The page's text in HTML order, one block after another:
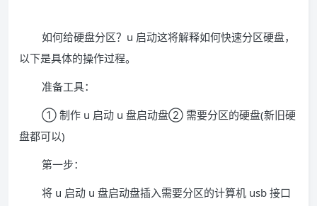
如何给硬盘分区？u 启动这将解释如何快速分区硬盘，
以下是具体的操作过程。
准备工具：
① 制作 u 启动 u 盘启动盘② 需要分区的硬盘(新旧硬
盘都可以)
第一步：
将 u 启动 u 盘启动盘插入需要分区的计算机 usb 接口